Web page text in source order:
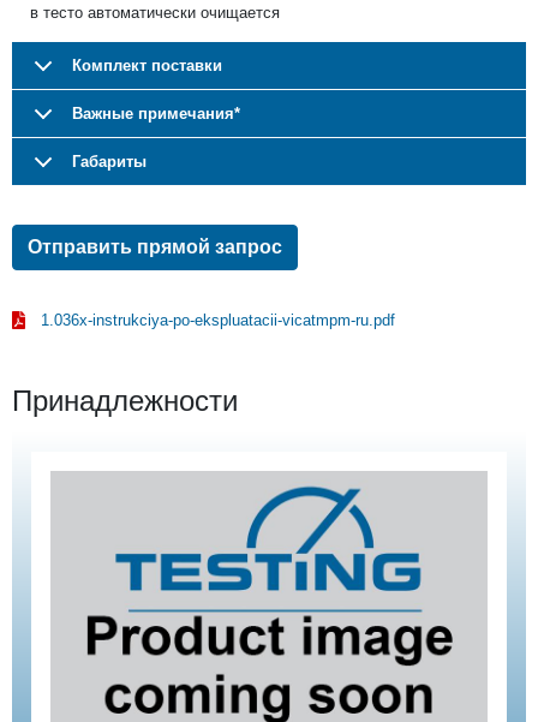
в тесто автоматически очищается
Комплект поставки
Важные примечания*
Габариты
Отправить прямой запрос
1.036x-instrukciya-po-ekspluatacii-vicatmpm-ru.pdf
Принадлежности